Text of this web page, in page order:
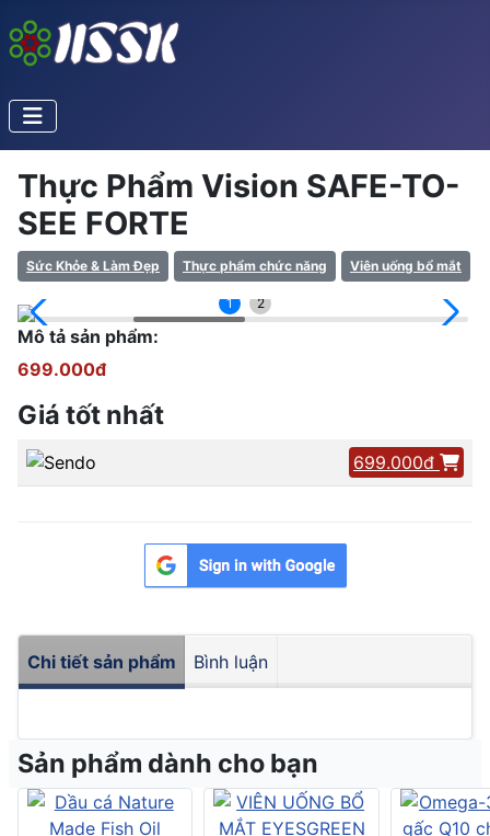
Thực Phẩm Vision SAFE-TO-
SEE FORTE
Sức Khỏe & Làm Đẹp Thực phẩm chức năng Viên uống bổ mắt
1 2
Mô tả sản phẩm:
699.000đ
Giá tốt nhất
699.000đ
Chi tiết sản phẩm Bình luận
Sản phẩm dành cho bạn